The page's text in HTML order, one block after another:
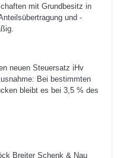
mit Grundbesitz in
und -
neuen Steuersatz iHv
Bei bestimmten
bleibt es bei 3,5 % des
Breiter Schenk & Nau